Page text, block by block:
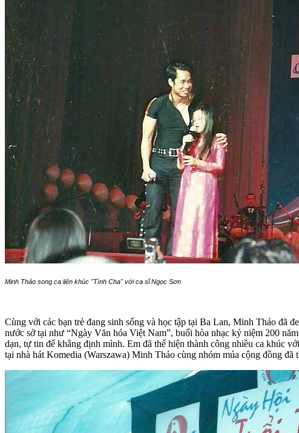
Minh Thảo song ca liên khúc "Tình Cha" với ca sĩ Ngọc Sơn
Cùng với các bạn trẻ đang sinh sống và học tập tại Ba Lan, Minh Thảo đã
nước sở tại như “Ngày Văn hóa Việt Nam”, buổi hòa nhạc kỷ niệm 200
dạn, tự tin để khẳng định mình. Em đã thể hiện thành công nhiều ca khúc
tại nhà hát Komedia (Warszawa) Minh Thảo cùng nhóm múa cộng đồng